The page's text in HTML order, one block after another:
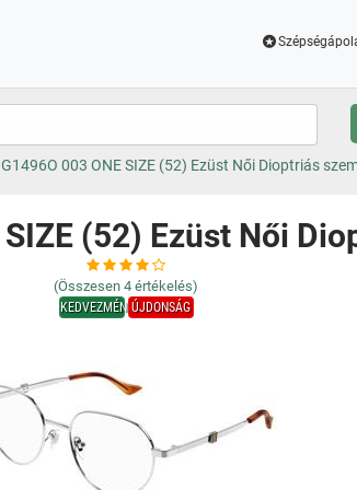
003 ONE SIZE (52) Ezüst Női Dioptriás
(52) Ezüst Női
(Összesen 4 értékelés)
KEDVEZMÉNYÚJDONSÁG